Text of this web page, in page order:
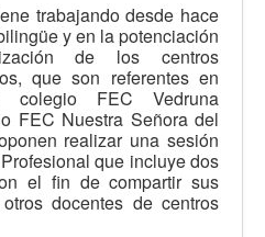
trabajando desde hace
y en la potenciación
de los centros
que son referentes en
colegio FEC Vedruna
FEC Nuestra Señora del
realizar una sesión
que incluye dos
el fin de compartir sus
docentes de centros